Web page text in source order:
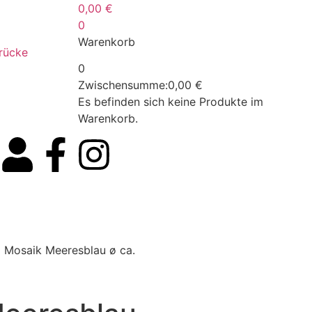
0,00 €
0
Warenkorb
0
Zwischensumme:0,00 €
Es befinden sich keine Produkte im
Warenkorb.
Meeresblau ø ca.